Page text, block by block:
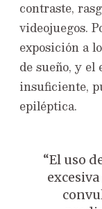
contraste,
videojuegos.
exposición a
de sueño, y el
insuficiente,
epiléptica.
“El uso